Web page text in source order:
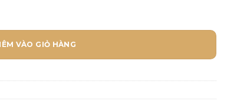
VÀO GIỎ HÀNG